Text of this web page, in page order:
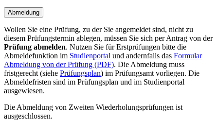
Abmeldung
Wollen Sie eine Prüfung, zu der Sie angemeldet sind, nicht zu
diesem Prüfungstermin ablegen, müssen Sie sich per Antrag von der
Prüfung abmelden. Nutzen Sie für Erstprüfungen bitte die
Abmeldefunktion im Studienportal und andernfalls das Formular
Abmeldung von der Prüfung (PDF). Die Abmeldung muss
fristgerecht (siehe Prüfungsplan) im Prüfungsamt vorliegen. Die
Abmeldefristen sind im Prüfungsplan und im Studienportal
ausgewiesen.
Die Abmeldung von Zweiten Wiederholungsprüfungen ist
ausgeschlossen.